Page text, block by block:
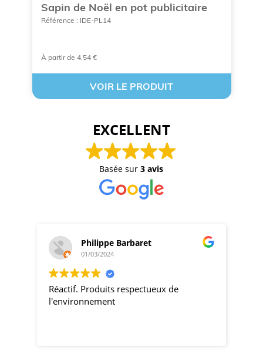
Sapin de Noël en pot publicitaire
Référence : IDE-PL14
À partir de 4,54 €
VOIR LE PRODUIT
EXCELLENT
Basée sur3 avis
Philippe Barbaret
01/03/2024
Réactif. Produits respectueux de
l'environnement